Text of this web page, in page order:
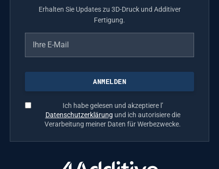
Erhalten Sie Updates zu 3D-Druck und Additiver
Fertigung.
Ich habe gelesen und akzeptiere l’
Datenschutzerklärung und ich autorisiere die
Verarbeitung meiner Daten für Werbezwecke.